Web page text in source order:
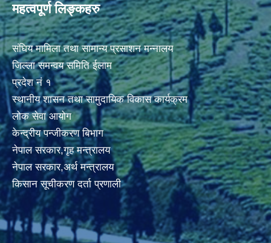
महत्वपूर्ण लिङ्कहरु
संघिय मामिला तथा सामान्य प्रसाशन मन्नालय
जिल्ला समन्वय समिति ईलाम
प्रदेश नं १
स्थानीय शासन तथा सामुदायिक विकास कार्यक्रम
लोक सेवा आयोग
केन्द्रीय पन्जीकरण बिभाग
नेपाल सरकार,गृह मन्त्रालय
नेपाल सरकार,अर्थ मन्त्रालय
किसान सूचीकरण दर्ता प्रणाली